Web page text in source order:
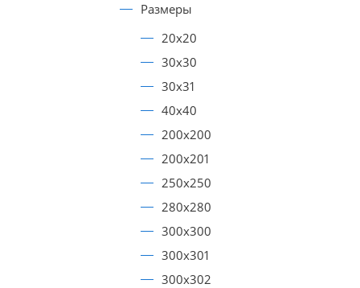
Размеры
20х20
30х30
30х31
40х40
200х200
200х201
250х250
280х280
300x300
300x301
300x302